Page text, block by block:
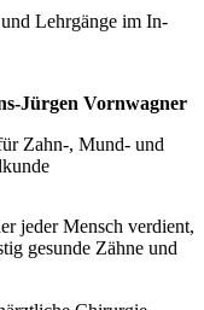
Lehrgänge im In-
Jürgen Vornwagner
Zahn-, Mund- und
jeder Mensch verdient,
gesunde Zähne und